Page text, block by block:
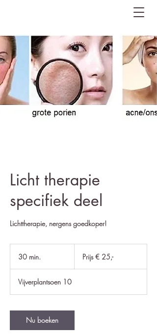
Licht therapie
specifiek deel
Lichttherapie, nergens goedkoper!
30 min.
i
n
Prijs € 25,-
Vijverplantsoen 10
Nu boeken